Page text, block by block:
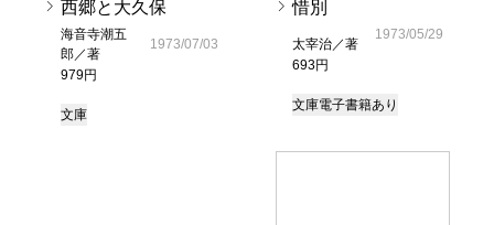
西郷と大久保
海音寺潮五
郎／著
979円
1973/07/03
文庫
惜別
太宰治／著
693円
1973/05/29
文庫電子書籍あり